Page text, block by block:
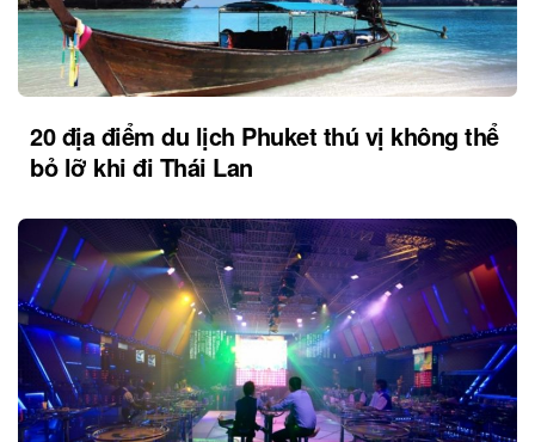
20 địa điểm du lịch Phuket thú vị không thể
bỏ lỡ khi đi Thái Lan